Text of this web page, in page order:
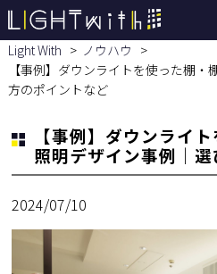
Light With
ノウハウ
【事例】ダウンライトを使った棚
方のポイントなど
【事例】ダウンライ
照明デザイン事例｜
2024/07/10